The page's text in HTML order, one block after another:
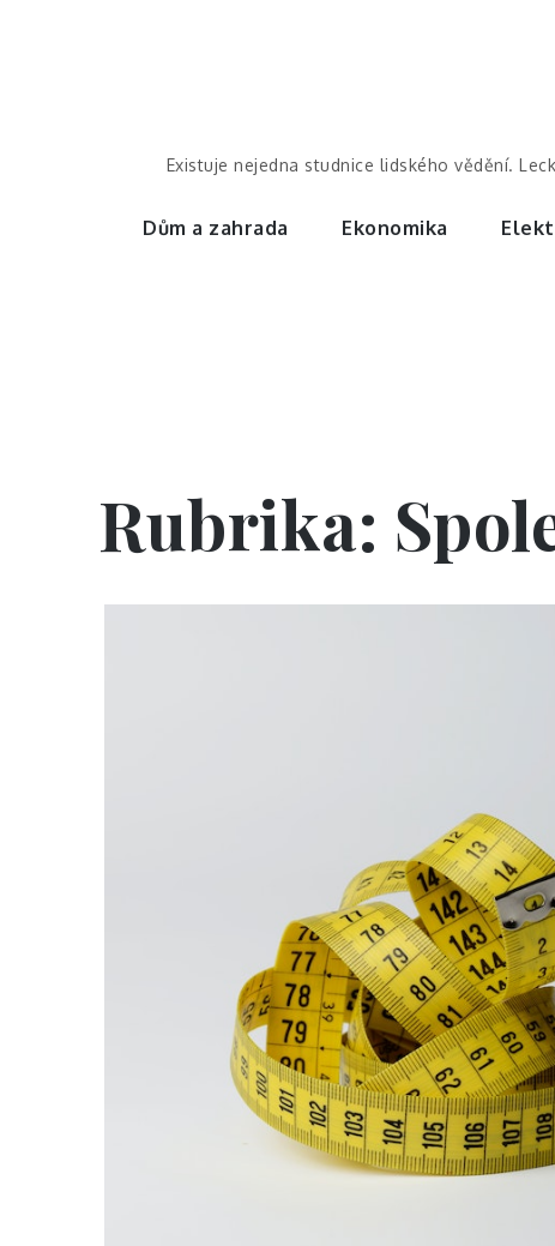
Existuje nejedna studnice lidského vědění.
Dům a zahrada Ekonomika
Rubrika: